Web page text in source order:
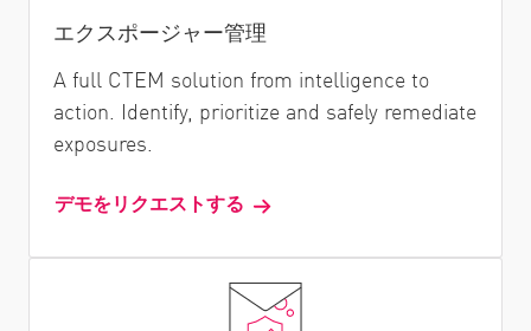
エクスポージャー管理
A full CTEM solution from intelligence to
action. Identify, prioritize and safely remediate
exposures.
デモをリクエストする